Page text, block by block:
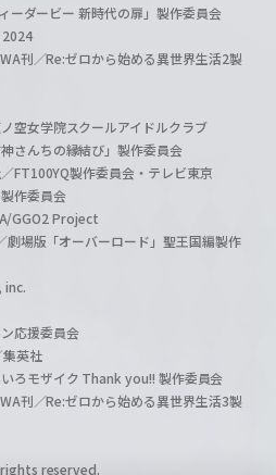
ーダービー 新時代の扉」製作委員会
2024
刊／Re:ゼロから始める異世界生活2製
空女学院スクールアイドルクラブ
さんちの縁結び」製作委員会
FT100YQ製作委員会・テレビ東京
作委員会
GGO2 Project
場版「オーバーロード」聖王国編製作
inc.
応援委員会
英社
ろモザイク Thank you!! 製作委員会
刊／Re:ゼロから始める異世界生活3製
rights reserved.